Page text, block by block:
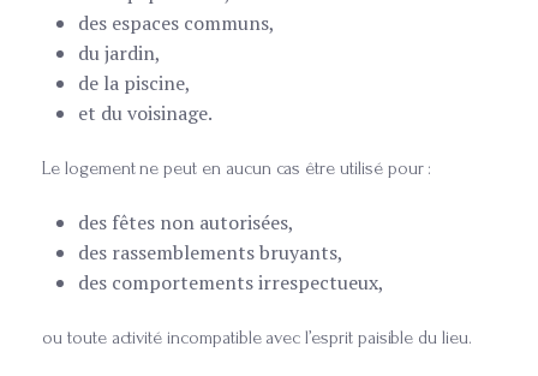
des espaces communs,
du jardin,
de la piscine,
et du voisinage.
Le logement ne peut en aucun cas être utilisé pour :
des fêtes non autorisées,
des rassemblements bruyants,
des comportements irrespectueux,
ou toute activité incompatible avec l’esprit paisible du lieu.